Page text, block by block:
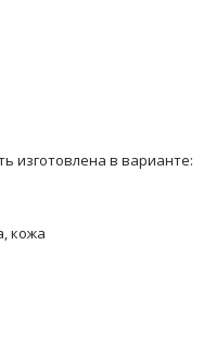
изготовлена в варианте:
кожа